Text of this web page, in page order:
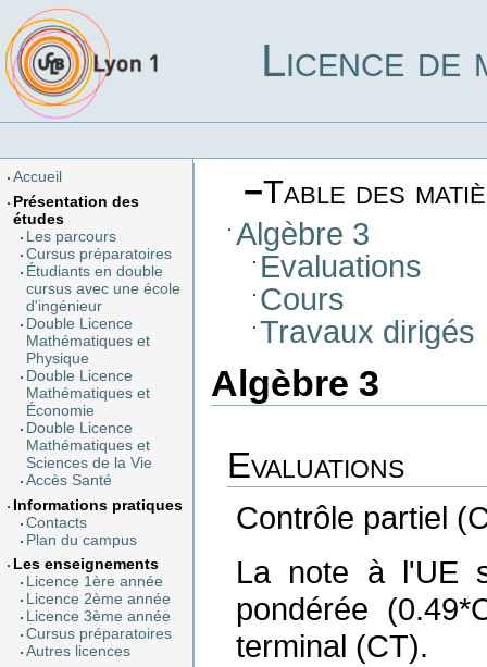
Licence de
Accueil
Présentation des
études
Les parcours
Cursus préparatoires
Étudiants en double
cursus avec une école
d'ingénieur
Double Licence
Mathématiques et
Physique
Double Licence
Mathématiques et
Économie
Double Licence
Mathématiques et
Sciences de la Vie
Accès Santé
Informations pratiques
Contacts
Plan du campus
Les enseignements
Licence 1ère année
Licence 2ème année
Licence 3ème année
Cursus préparatoires
Autres licences
−Table des
Algèbre 3
Evaluations
Cours
Travaux dirigés
Algèbre 3
Evaluations
Contrôle partiel
La note à l'UE
pondérée
terminal (CT).